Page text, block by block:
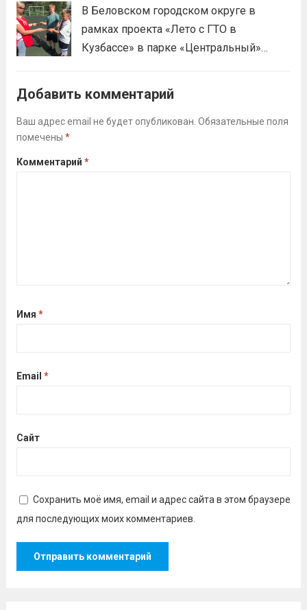
праздником спорта.Поддерживая друг
друга, юноши и девушки показывают
отличные результаты, подтверждая,...
В Беловском городском округе в
рамках проекта «Лето с ГТО в
Кузбассе» в парке «Центральный»
спортивного комплекса «Готов к труду
и обороне» (ГТО)!Все желающие
выполнении нормативов ВФСК ГТО️⁣⁣⠀Те,
Добавить комментарий
Ваш адрес email не будет опубликован. Обязательные поля
помечены *
Комментарий *
Имя *
Email *
Сайт
Сохранить моё имя, email и адрес сайта в этом браузере
для последующих моих комментариев.